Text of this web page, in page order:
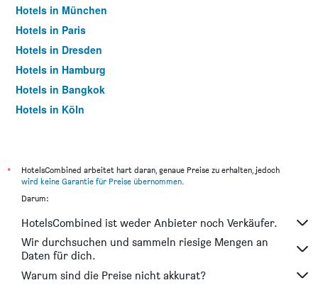
Hotels in München
Hotels in Paris
Hotels in Dresden
Hotels in Hamburg
Hotels in Bangkok
Hotels in Köln
*
HotelsCombined arbeitet hart daran, genaue Preise zu erhalten, jedoch
wird keine Garantie für Preise übernommen.
Darum:
HotelsCombined ist weder Anbieter noch Verkäufer.
Wir durchsuchen und sammeln riesige Mengen an
Daten für dich.
Warum sind die Preise nicht akkurat?